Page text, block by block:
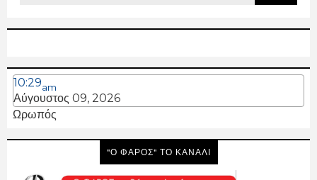
10:29am
Αύγουστος 09, 2026
Ωρωπός
"Ο ΦΑΡΟΣ" ΤΟ ΚΑΝΑΛΙ